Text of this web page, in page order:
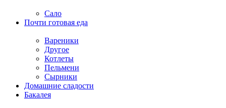
Сало
Почти готовая еда
Вареники
Другое
Котлеты
Пельмени
Сырники
Домашние сладости
Бакалея